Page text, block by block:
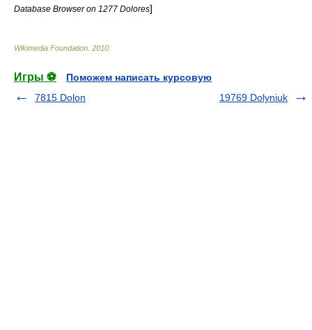
Database Browser on 1277 Dolores]
Wikimedia Foundation 2010
Игры ⚽
Поможем написать курсовую
7815 Dolon
19769 Dolyniuk